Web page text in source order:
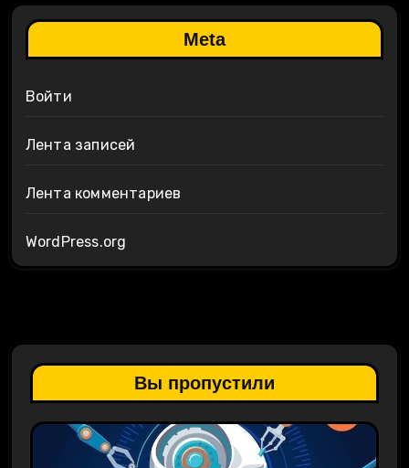
Meta
Войти
Лента записей
Лента комментариев
WordPress.org
Вы пропустили